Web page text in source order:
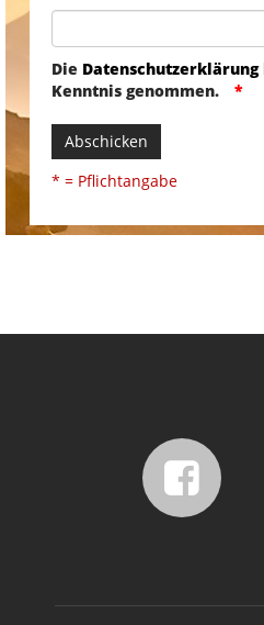
Die Datenschutzerklärung
Kenntnis genommen.
Abschicken
* = Pflichtangabe